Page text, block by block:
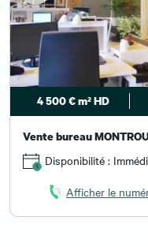
4 500 € m² HD
Vente bureau
Disponibilité :
Afficher le